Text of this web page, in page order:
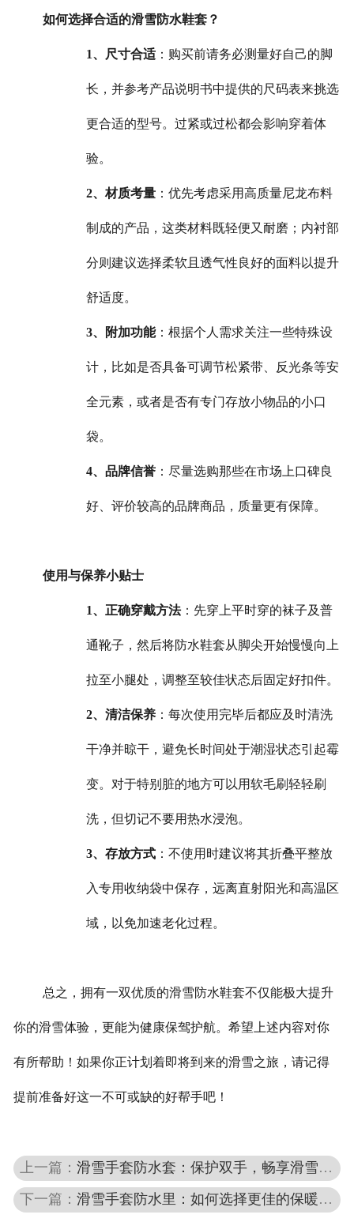
如何选择合适的滑雪防水鞋套？
1、尺寸合适 ：购买前请务必测量好自己的脚
长，并参考产品说明书中提供的尺码表来挑选
更合适的型号。过紧或过松都会影响穿着体
验。
2、材质考量 ：优先考虑采用高质量尼龙布料
制成的产品，这类材料既轻便又耐磨；内衬部
分则建议选择柔软且透气性良好的面料以提升
舒适度。
3、附加功能：根据个人需求关注一些特殊设
计，比如是否具备可调节松紧带、反光条等安
全元素，或者是否有专门存放小物品的小口
袋。
4、品牌信誉 ：尽量选购那些在市场上口碑良
好、评价较高的品牌商品，质量更有保障。
使用与保养小贴士
1、正确穿戴方法：先穿上平时穿的袜子及普
通靴子，然后将防水鞋套从脚尖开始慢慢向上
拉至小腿处，调整至较佳状态后固定好扣件。
2、清洁保养 ：每次使用完毕后都应及时清洗
干净并晾干，避免长时间处于潮湿状态引起霉
变。对于特别脏的地方可以用软毛刷轻轻刷
洗，但切记不要用热水浸泡。
3、存放方式 ：不使用时建议将其折叠平整放
入专用收纳袋中保存，远离直射阳光和高温区
域，以免加速老化过程。
总之，拥有一双优质的滑雪防水鞋套不仅能极大提升
你的滑雪体验，更能为健康保驾护航。希望上述内容对你
有所帮助！如果你正计划着即将到来的滑雪之旅，请记得
提前准备好这一不可或缺的好帮手吧！
上一篇：滑雪手套防水套：保护双手，畅享滑雪乐趣
下一篇：滑雪手套防水里：如何选择更佳的保暖与防护伙伴